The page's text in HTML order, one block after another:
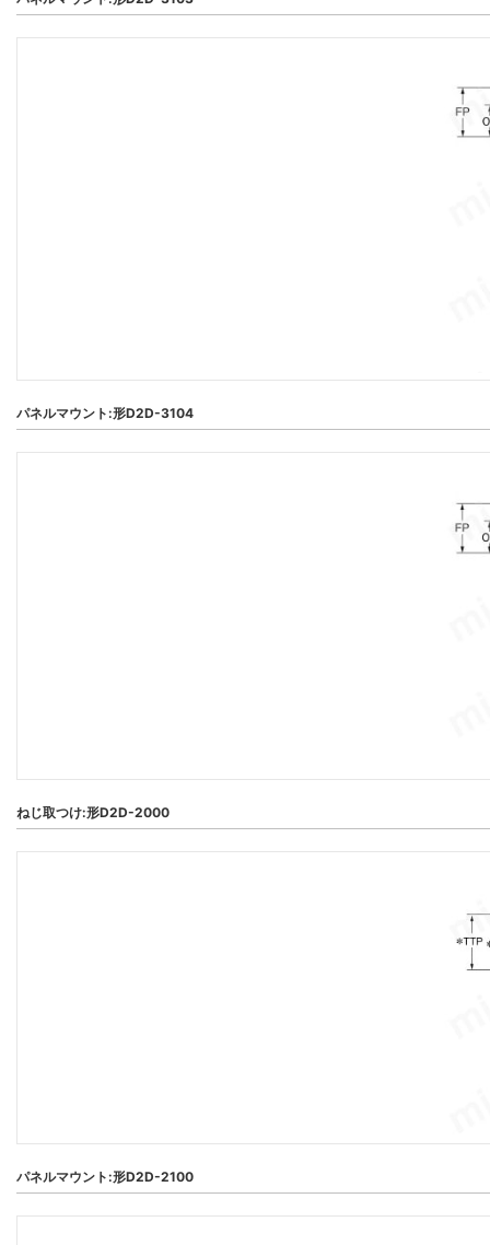
パネルマウント:形D2D-3104
ねじ取つけ:形D2D-2000
パネルマウント:形D2D-2100